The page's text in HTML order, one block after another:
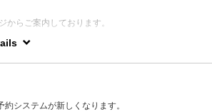
らご案内しております。
ていた方、お悩みがある方もヘアカラーやパーマ
え、丁寧な施術と再現性の高いヘアスタイルを提
システムが新しくなります。